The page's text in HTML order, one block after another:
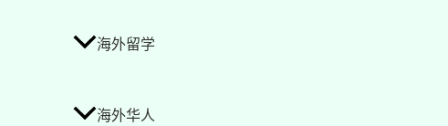
海外留学
海外华人